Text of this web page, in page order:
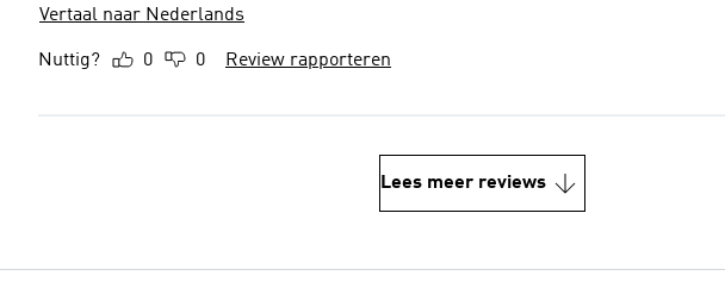
Vertaal naar Nederlands
Nuttig? 0 0 Review rapporteren
Lees meer reviews